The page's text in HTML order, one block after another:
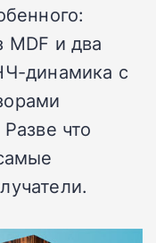
MDF и два
динамика с
что